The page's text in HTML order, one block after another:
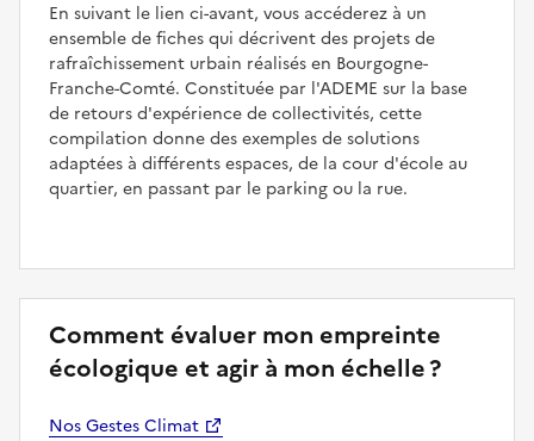
En suivant le lien ci-avant, vous accéderez à un
ensemble de fiches qui décrivent des projets de
rafraîchissement urbain réalisés en Bourgogne-
Franche-Comté. Constituée par l'ADEME sur la base
de retours d'expérience de collectivités, cette
compilation donne des exemples de solutions
adaptées à différents espaces, de la cour d'école au
quartier, en passant par le parking ou la rue.
Comment évaluer mon empreinte
écologique et agir à mon échelle ?
Nos Gestes Climat